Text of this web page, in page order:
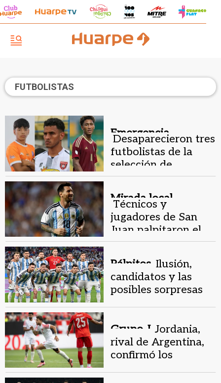
FUTBOLISTAS
Emergencia.
Desaparecieron tres
futbolistas de la
selección de
Venezuela tras los
terremotos
Mirada local.
Técnicos y
jugadores de San
Juan palpitaron el
debut mundialista
Pálpitos. Ilusión,
candidatos y las
posibles sorpresas
sanjuaninos
Grupo J. Jordania,
rival de Argentina,
confirmó los